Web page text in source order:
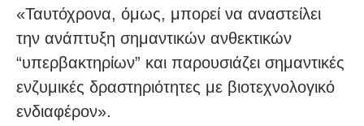
«Ταυτόχρονα, όμως, μπορεί να αναστείλει
την ανάπτυξη σημαντικών ανθεκτικών
“υπερβακτηρίων” και παρουσιάζει σημαντικές
ενζυμικές δραστηριότητες με βιοτεχνολογικό
ενδιαφέρον».